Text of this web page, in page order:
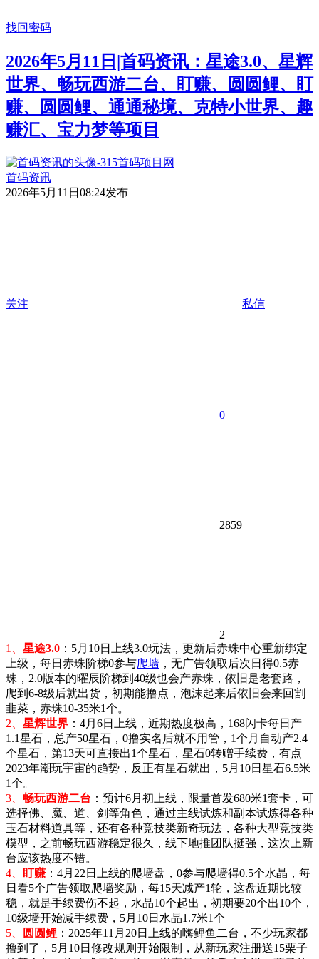
找回密码
2026年5月11日|首码资讯：星途3.0、星辉
世界、畅玩西游二台、盯赚、圆圆鲤、盯
赚、圆圆鲤、通通秘境、克特小世界、趣
赚汇、宝力梦等项目
首码资讯
2026年5月11日08:24发布
关注 私信
0
2859
2
1、 星途3.0 ：5月10日上线3.0玩法，更新后赤珠中心重新绑定
上级，每日赤珠阶梯0参与爬墙 ，无广告领取后次日得0.5赤
珠，2.0版本的曜辰阶梯到40级也会产赤珠，依旧是老套路，
爬到6-8级后就出货，初期能撸点，泡沫起来后依旧会来回割
韭菜，赤珠10-35米1个。
2、 星辉世界 ：4月6日上线，近期热度极高，168闪卡每日产
1.1星石，总产50星石，0撸实名后就不用管，1个月自动产2.4
个星石，第13天可直接出1个星石，星石0转赠手续费，有点
2023年潮玩宇宙的趋势，反正有星石就出，5月10日星石6.5米
1个。
3、 畅玩西游二台 ：预计6月初上线，限量首发680米1套卡，可
选择佛、魔、道、剑等角色，通过主线试炼和副本试炼得各种
玉石材料道具等，还有各种竞技类新奇玩法，各种大型竞技类
模型，之前畅玩西游稳定很久，线下地推团队挺强，这次上新
台应该热度不错。
4、
盯赚 ： 4月22日上线的爬墙盘，0参与爬墙得0.5个水晶，每
日看5个广告领取爬墙奖励，每15天减产1轮，这盘近期比较
稳，就是手续费伤不起，水晶10个起出，初期要20个出10个，
10级墙开始减手续费，5月10日水晶1.7米1个
5、
圆圆鲤 ：2025年11月20日上线的嗨鲤鱼二台，不少玩家都
撸到了，5月10日修改规则开始限制，从新玩家注册送15栗子